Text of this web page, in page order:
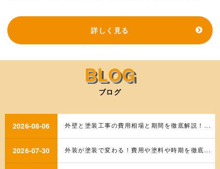
詳しく見る
ブログ
2026-08-06 外壁と塗装工事の費用相場と期間を徹底解説！...
2026-07-30 外装が塗装で変わる！費用や塗料や時期を徹底...